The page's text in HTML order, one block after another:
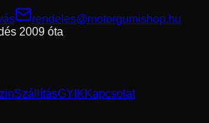
rendeles@motorgumishop.hu
2009 óta
SzállításGYIKKapcsolat